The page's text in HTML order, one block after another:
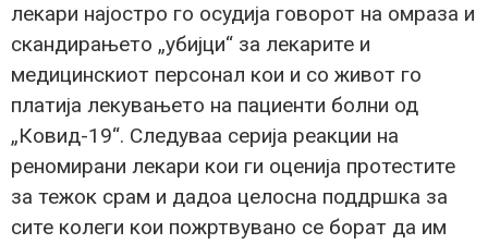
лекари најостро го осудија говорот на омраза и
скандирањето „убијци“ за лекарите и
медицинскиот персонал кои и со живот го
платија лекувањето на пациенти болни од
„Ковид-19“. Следуваа серија реакции на
реномирани лекари кои ги оценија протестите
за тежок срам и дадоа целосна поддршка за
сите колеги кои пожртвувано се борат да им